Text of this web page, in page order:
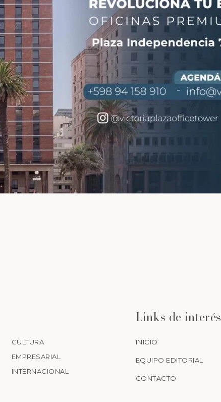
CULTURA
EMPRESARIAL
INTERNACIONAL
Links de interés
INICIO
EQUIPO EDITORIAL
CONTACTO